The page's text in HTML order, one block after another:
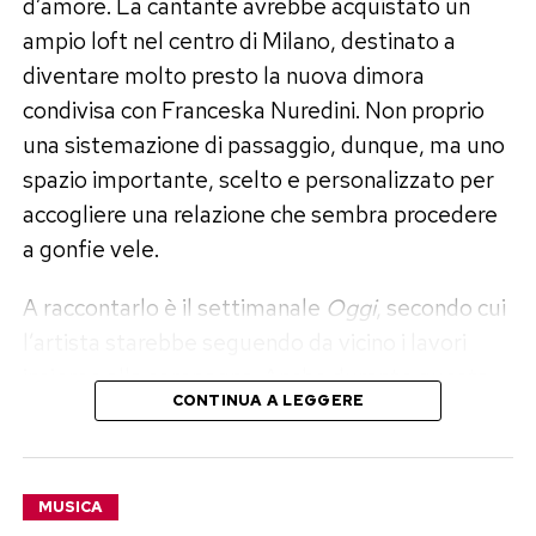
pubblicità internazionale difficilmente
quantificabile.
Dal Cenacolo alla gondola: il Grand
Tour di J.Lo
A Milano, Jennifer Lopez ha visitato il Cenacolo
ampio loft nel centro di Milano, destinato a
diventare molto presto la nuova dimora
condivisa con Franceska Nuredini. Non proprio
una sistemazione di passaggio, dunque, ma uno
spazio importante, scelto e personalizzato per
accogliere una relazione che sembra procedere
a gonfie vele.
A raccontarlo è il settimanale Oggi, secondo cui
insieme alla compagna. Anche durante questa
torrida estate, trascorsa tra vacanze, bagni di
l’avanzamento della ristrutturazione.
CONTINUA A LEGGERE
MUSICA